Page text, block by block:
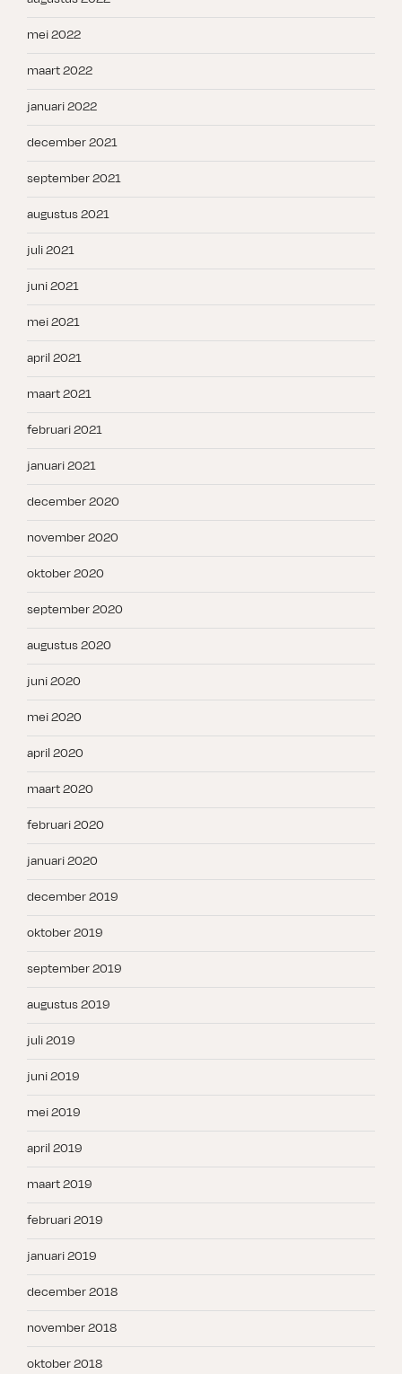
mei 2022
maart 2022
januari 2022
december 2021
september 2021
augustus 2021
juli 2021
juni 2021
mei 2021
april 2021
maart 2021
februari 2021
januari 2021
december 2020
november 2020
oktober 2020
september 2020
augustus 2020
juni 2020
mei 2020
april 2020
maart 2020
februari 2020
januari 2020
december 2019
oktober 2019
september 2019
augustus 2019
juli 2019
juni 2019
mei 2019
april 2019
maart 2019
februari 2019
januari 2019
december 2018
november 2018
oktober 2018